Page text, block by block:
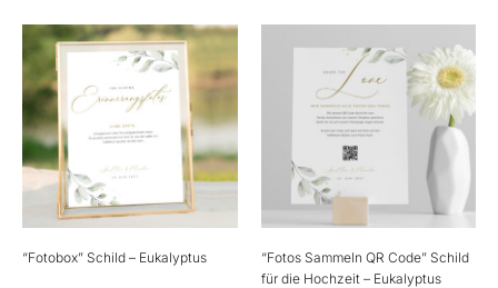
“Fotobox” Schild – Eukalyptus
“Fotos Sammeln QR Code” Schild
für die Hochzeit – Eukalyptus